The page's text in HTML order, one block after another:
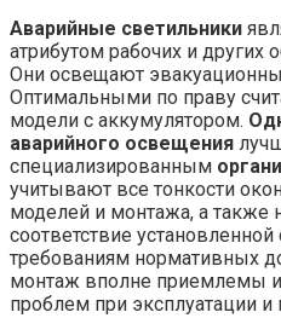
Аварийные светильники
атрибутом рабочих и
Они освещают
Оптимальными по праву
модели с аккумулятором.
аварийного освещения
специализированным
учитывают все тонкости
моделей и монтажа, а также
соответствие
требованиям нормативных
монтаж вполне приемлемы
проблем при эксплуатации и